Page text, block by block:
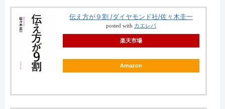
伝え方が９割 /ダイヤモンド社/佐々木圭一
posted with カエレバ
楽天市場
Amazon